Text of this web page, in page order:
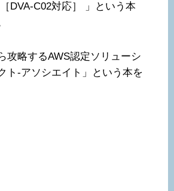
DVA-C02対応］ 」という本
攻略するAWS認定ソリューシ
ト-アソシエイト」という本を